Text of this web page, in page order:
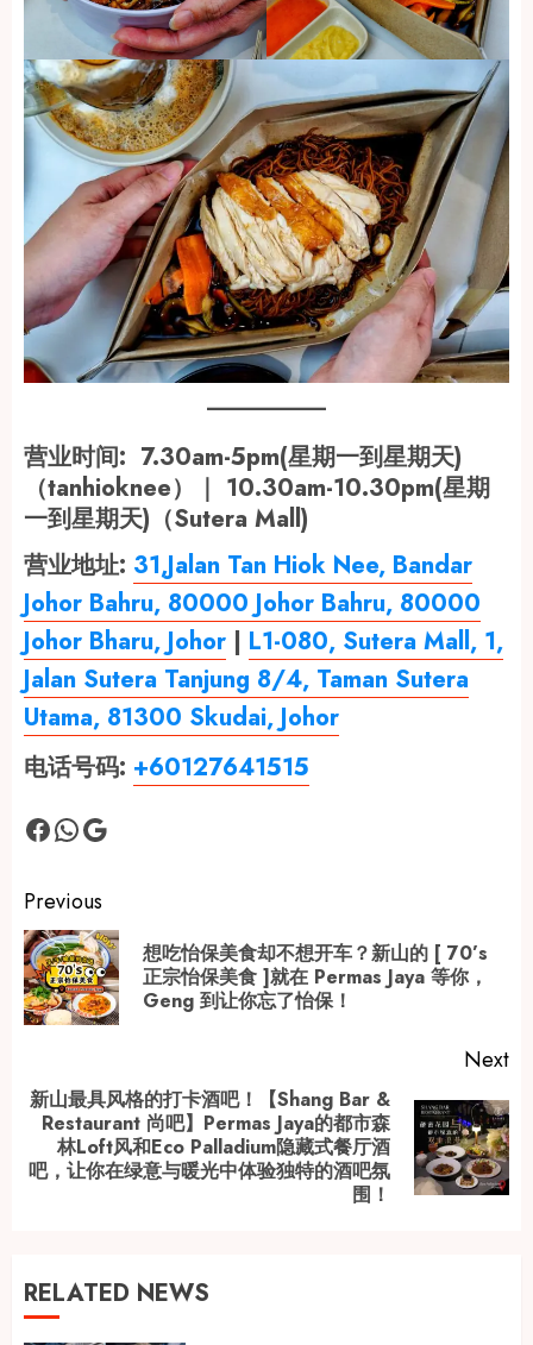
营业时间: 7.30am-5pm(星期一到星期天)
（tanhioknee）｜ 10.30am-10.30pm(星期
一到星期天)（Sutera Mall)
营业地址: 31,Jalan Tan Hiok Nee, Bandar
Johor Bahru, 80000 Johor Bahru, 80000
Johor Bharu, Johor | L1-080, Sutera Mall, 1,
Jalan Sutera Tanjung 8/4, Taman Sutera
Utama, 81300 Skudai, Johor
电话号码: +60127641515
Facebook
WhatsApp
Google
Post
navigation
Previous
想吃怡保美食却不想开车？新山的 [ 70’s
正宗怡保美食 ]就在 Permas Jaya 等你，
Geng 到让你忘了怡保！
Next
Next
post:
新山最具风格的打卡酒吧！【Shang Bar &
Restaurant 尚吧】Permas Jaya的都市森
林Loft风和Eco Palladium隐藏式餐厅酒
吧，让你在绿意与暖光中体验独特的酒吧氛
围！
RELATED NEWS